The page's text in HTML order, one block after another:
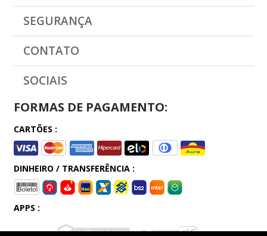
SEGURANÇA
CONTATO
SOCIAIS
FORMAS DE PAGAMENTO:
CARTÕES :
DINHEIRO / TRANSFERÊNCIA :
APPS :